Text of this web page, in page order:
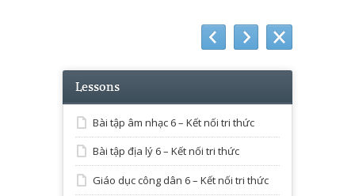
Lessons
Bài tập âm nhạc 6 – Kết nối tri thức
Bài tập địa lý 6 – Kết nối tri thức
Giáo dục công dân 6 – Kết nối tri thức